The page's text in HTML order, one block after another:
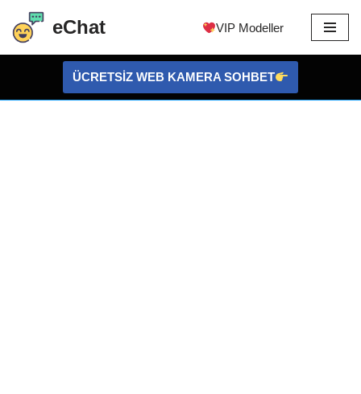
İçeriğe
eChat VIP Modeller
ÜCRETSİZ WEB KAMERA SOHBET